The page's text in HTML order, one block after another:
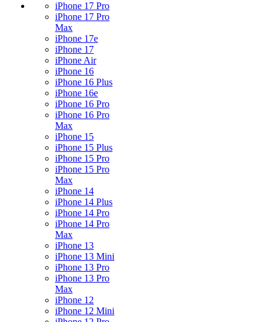
iPhone 17 Pro
iPhone 17 Pro
Max
iPhone 17e
iPhone 17
iPhone Air
iPhone 16
iPhone 16 Plus
iPhone 16e
iPhone 16 Pro
iPhone 16 Pro
Max
iPhone 15
iPhone 15 Plus
iPhone 15 Pro
iPhone 15 Pro
Max
iPhone 14
iPhone 14 Plus
iPhone 14 Pro
iPhone 14 Pro
Max
iPhone 13
iPhone 13 Mini
iPhone 13 Pro
iPhone 13 Pro
Max
iPhone 12
iPhone 12 Mini